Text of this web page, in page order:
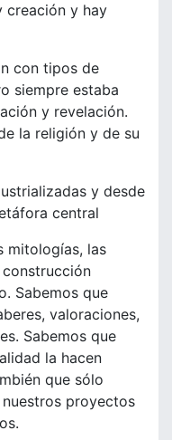
creación y hay
con tipos de
siempre estaba
y revelación.
la religión y de su
y desde
central
mitologías, las
Sabemos que
valoraciones,
Sabemos que
la hacen
que sólo
proyectos